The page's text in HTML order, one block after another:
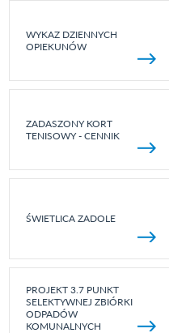
WYKAZ DZIENNYCH
OPIEKUNÓW
ZADASZONY KORT
TENISOWY - CENNIK
ŚWIETLICA ZADOLE
PROJEKT 3.7 PUNKT
SELEKTYWNEJ ZBIÓRKI
ODPADÓW
KOMUNALNYCH